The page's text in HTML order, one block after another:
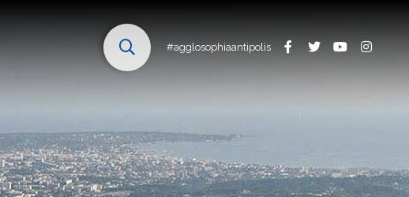
#agglosophiaantipolis